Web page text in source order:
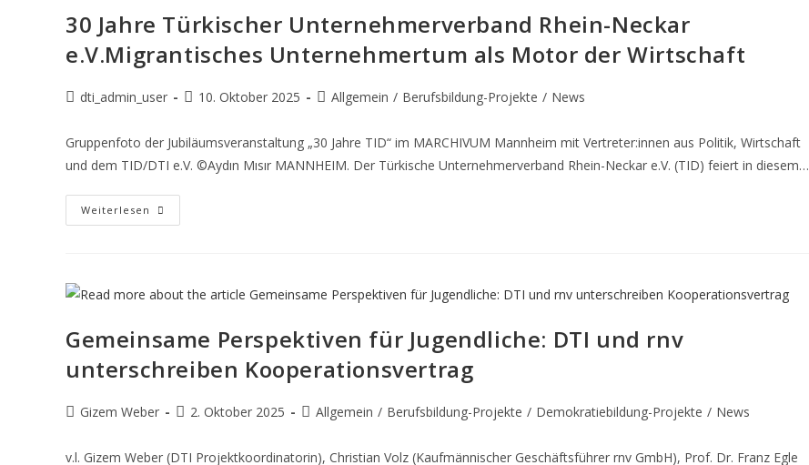
30 Jahre Türkischer Unternehmerverband Rhein-Neckar
e.V.Migrantisches Unternehmertum als Motor der Wirtschaft
dti_admin_user 10. Oktober 2025 Allgemein / Berufsbildung-Projekte / News
Gruppenfoto der Jubiläumsveranstaltung „30 Jahre TID“ im MARCHIVUM Mannheim mit Vertreter:innen aus Politik, Wirtschaft
und dem TID/DTI e.V. ©Aydın Mısır MANNHEIM. Der Türkische Unternehmerverband Rhein-Neckar e.V. (TID) feiert in diesem…
Weiterlesen
Gemeinsame Perspektiven für Jugendliche: DTI und rnv
unterschreiben Kooperationsvertrag
Gizem Weber 2. Oktober 2025 Allgemein / Berufsbildung-Projekte / Demokratiebildung-Projekte / News
v.l. Gizem Weber (DTI Projektkoordinatorin), Christian Volz (Kaufmännischer Geschäftsführer rnv GmbH), Prof. Dr. Franz Egle